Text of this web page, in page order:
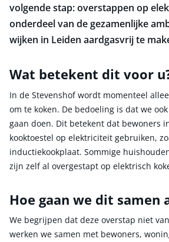
volgende stap: overstappen op
onderdeel van de gezamenlijke
wijken in Leiden aardgasvrij te
Wat betekent dit voor
In de Stevenshof wordt momenteel
om te koken. De bedoeling is dat we
gaan doen. Dit betekent dat bewoners
kooktoestel op elektriciteit gebruiken,
inductiekookplaat. Sommige
zijn zelf al overgestapt op elektrisch
Hoe gaan we dit samen
We begrijpen dat deze overstap niet
werken we samen met bewoners,